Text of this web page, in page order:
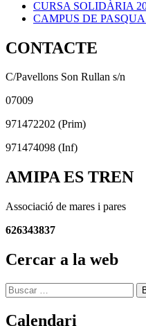
CURSA SOLIDÀRIA
CAMPUS DE PASQUA
CONTACTE
C/Pavellons Son Rullan s/n
07009
971472202 (Prim)
971474098 (Inf)
AMIPA ES TREN
Associació de mares i pares
626343837
Cercar a la web
Buscar:
Calendari